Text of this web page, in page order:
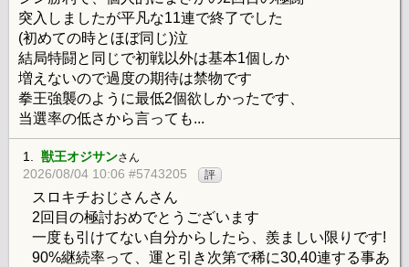
突入しましたが平凡な11連で終了でした
(初めての時とほぼ同じ)泣
結局特闘と同じで初戦以外は基本1個しか
増えないので過度の期待は禁物です
拳王強襲のように最低2個欲しかったです、
当選率の低さから言っても...
1. 獣王オジサンさん
2026/08/04 10:06 #5743205 評
スロキチおじさんさん
2回目の極討おめでとうございます
一度も引けてない自分からしたら、羨ましい限りです!
90%継続率って、運と引き次第で稀に30,40連する事あ